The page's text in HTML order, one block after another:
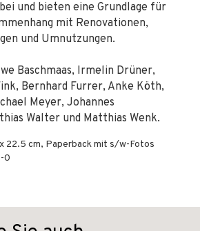
und bieten eine Grundlage für
mit Renovationen,
und Umnutzungen.
Baschmaas, Irmelin Drüner,
Bernhard Furrer, Anke Köth,
Meyer, Johannes
Walter und Matthias Wenk.
22.5 cm, Paperback mit s/w-Fotos
0